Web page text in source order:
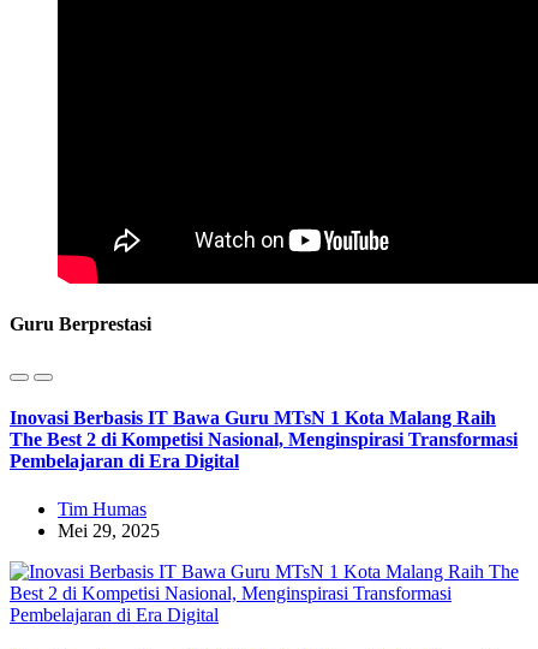
Guru Berprestasi
Inovasi Berbasis IT Bawa Guru MTsN 1 Kota Malang Raih
The Best 2 di Kompetisi Nasional, Menginspirasi Transformasi
Pembelajaran di Era Digital
Tim Humas
Mei 29, 2025